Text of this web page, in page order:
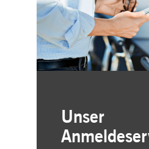
Unser